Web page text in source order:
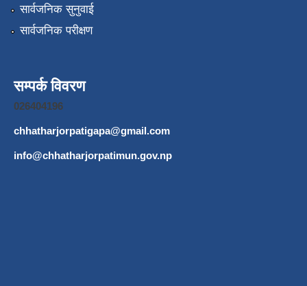
सार्वजनिक सुनुवाई
सार्वजनिक परीक्षण
सम्पर्क विवरण
026404196
chhatharjorpatigapa@gmail.com
info@chhatharjorpatimun.gov.np